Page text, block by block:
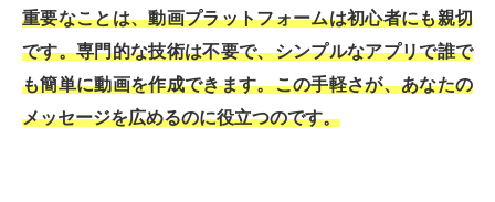
重要なことは、動画プラットフォームは初心者にも親切
です。専門的な技術は不要で、シンプルなアプリで誰で
も簡単に動画を作成できます。この手軽さが、あなたの
メッセージを広めるのに役立つのです。